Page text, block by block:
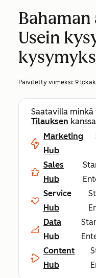
Bahaman
Usein
Päivitetty viimeksi: 9
Saatavilla minkä
Tilauksen
Marketing
Hub
Sales
Hub
Service
Hub
Data
Hub
Content
Hub